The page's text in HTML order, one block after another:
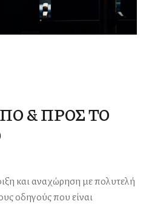
& ΠΡΟΣ ΤΟ
και αναχώρηση με πολυτελή
οδηγούς που είναι